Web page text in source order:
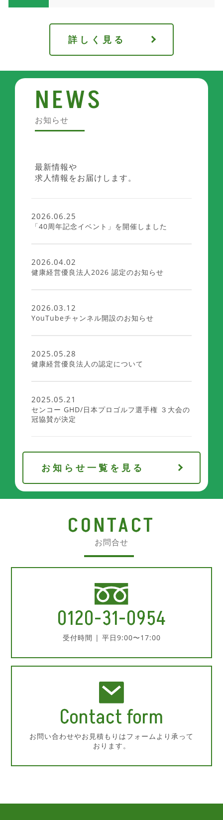
詳しく見る
NEWS
お知らせ
最新情報や
求人情報をお届けします。
2026.06.25
「40周年記念イベント」を開催しました
2026.04.02
健康経営優良法人2026 認定のお知らせ
2026.03.12
YouTubeチャンネル開設のお知らせ
2025.05.28
健康経営優良法人の認定について
2025.05.21
センコー GHD/日本プロゴルフ選手権 ３大会の
冠協賛が決定
お知らせ一覧を見る
CONTACT
お問合せ
0120-31-0954
受付時間 | 平日9:00〜17:00
Contact form
お問い合わせやお見積もりはフォームより承って
おります。